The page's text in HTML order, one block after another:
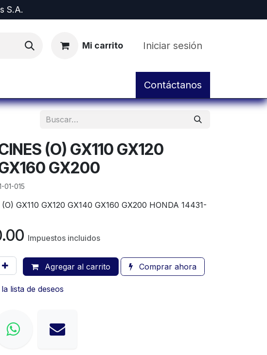
S.A.
Mi carrito Iniciar sesión
Servicio de Taller y Mantenimiento
Contáctanos
(O) GX110 GX120
GX200
01-015
GX110 GX120 GX140 GX160 GX200 HONDA 14431-
Impuestos incluidos
Agregar al carrito Comprar ahora
lista de deseos